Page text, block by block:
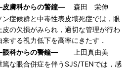
皮膚科からの警鐘―
森田 栄伸
症候群と中毒性表皮壊死症では，眼
の欠損がみられ，適切な管理が行わ
する視力低下を高率にきたす．
眼科からの警鐘―
上田真由美
な眼合併症を伴うSJS/TENでは，感